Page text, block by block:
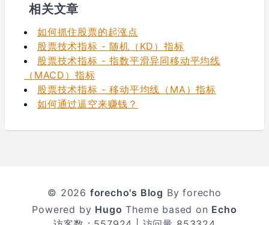
相关文章
如何抓住股票的起涨点
股票技术指标 - 随机（KD）指标
股票技术指标 - 指数平滑异同移动平均线
（MACD）指标
股票技术指标 - 移动平均线（MA）指标
如何通过逼空来赚钱？
© 2026 forecho's Blog By forecho
Powered by Hugo Theme based on Echo